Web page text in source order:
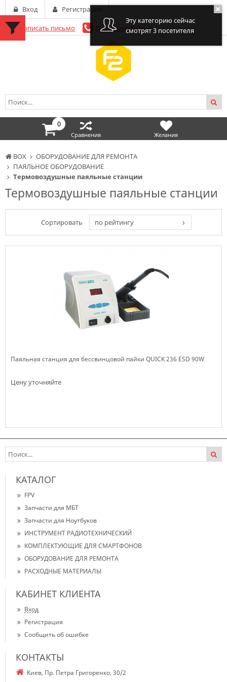
BOX
ОБОРУДОВАНИЕ ДЛЯ РЕМОНТА
ПАЯЛЬНОЕ ОБОРУДОВАНИЕ
Термовоздушные паяльные станции
Термовоздушные паяльные станции
Сортировать по рейтингу
Паяльная станция для бессвинцовой пайки QUICK 236 ESD 90W
Цену уточняйте
Написать письмо Перезвоните мне
Вход Регистрация
0
Сравнения Желания
Эту категорию сейчас
смотрят 3 посетителя
КАТАЛОГ
FPV
Запчасти для МБТ
Запчасти для Ноутбуков
ИНСТРУМЕНТ РАДИОТЕХНИЧЕСКИЙ
КОМПЛЕКТУЮЩИЕ ДЛЯ СМАРТФОНОВ
ОБОРУДОВАНИЕ ДЛЯ РЕМОНТА
РАСХОДНЫЕ МАТЕРИАЛЫ
КАБИНЕТ КЛИЕНТА
Вход
Регистрация
Сообщить об ошибке
КОНТАКТЫ
Киев, Пр. Петра Григоренко, 30/2